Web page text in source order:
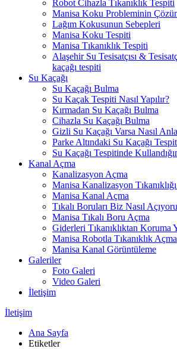
Robot Cihazla Tıkanıklık Tespiti
Manisa Koku Probleminin
Lağım Kokusunun Sebepleri
Manisa Koku Tespiti
Manisa Tıkanıklık Tespiti
Alaşehir Su Tesisatçısı &
kaçağı tespiti
Su Kaçağı
Su Kaçağı Bulma
Su Kaçak Tespiti Nasıl Yapılır?
Kırmadan Su Kaçağı Bulma
Cihazla Su Kaçağı Bulma
Gizli Su Kaçağı Varsa Nasıl
Parke Altındaki Su Kaçağı
Su Kaçağı Tespitinde
Kanal Açma
Kanalizasyon Açma
Manisa Kanalizasyon
Manisa Kanal Açma
Tıkalı Boruları Biz Nasıl
Manisa Tıkalı Boru Açma
Giderleri Tıkanıklıktan Koruma
Manisa Robotla Tıkanıklık Açma
Manisa Kanal Görüntüleme
Galeriler
Foto Galeri
Video Galeri
İletişim
İletişim
Ana Sayfa
Etiketler